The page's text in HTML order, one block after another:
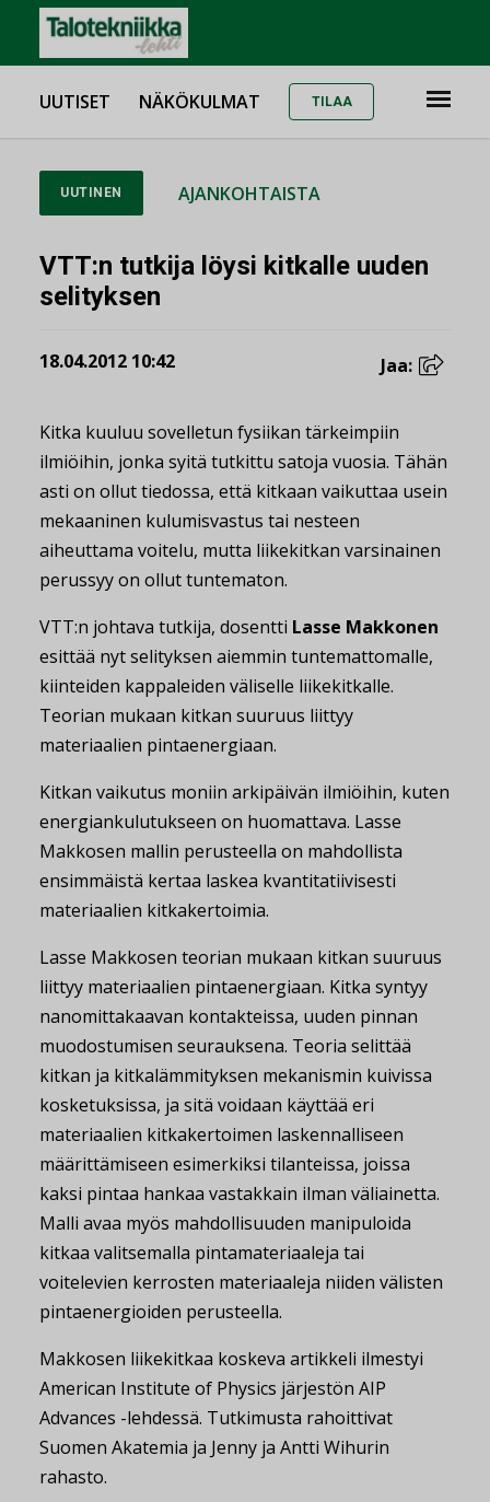
UUTISET NÄKÖKULMAT TILAA
UUTINEN AJANKOHTAISTA
VTT:n tutkija löysi kitkalle uuden
selityksen
18.04.2012 10:42 Jaa:
Kitka kuuluu sovelletun fysiikan tärkeimpiin
ilmiöihin, jonka syitä tutkittu satoja vuosia. Tähän
asti on ollut tiedossa, että kitkaan vaikuttaa usein
mekaaninen kulumisvastus tai nesteen
aiheuttama voitelu, mutta liikekitkan varsinainen
perussyy on ollut tuntematon.
VTT:n johtava tutkija, dosentti Lasse Makkonen
esittää nyt selityksen aiemmin tuntemattomalle,
kiinteiden kappaleiden väliselle liikekitkalle.
Teorian mukaan kitkan suuruus liittyy
materiaalien pintaenergiaan.
Kitkan vaikutus moniin arkipäivän ilmiöihin, kuten
energiankulutukseen on huomattava. Lasse
Makkosen mallin perusteella on mahdollista
ensimmäistä kertaa laskea kvantitatiivisesti
materiaalien kitkakertoimia.
Lasse Makkosen teorian mukaan kitkan suuruus
liittyy materiaalien pintaenergiaan. Kitka syntyy
nanomittakaavan kontakteissa, uuden pinnan
muodostumisen seurauksena. Teoria selittää
kitkan ja kitkalämmityksen mekanismin kuivissa
kosketuksissa, ja sitä voidaan käyttää eri
materiaalien kitkakertoimen laskennalliseen
määrittämiseen esimerkiksi tilanteissa, joissa
kaksi pintaa hankaa vastakkain ilman väliainetta.
Malli avaa myös mahdollisuuden manipuloida
kitkaa valitsemalla pintamateriaaleja tai
voitelevien kerrosten materiaaleja niiden välisten
pintaenergioiden perusteella.
Makkosen liikekitkaa koskeva artikkeli ilmestyi
American Institute of Physics järjestön AIP
Advances -lehdessä. Tutkimusta rahoittivat
Suomen Akatemia ja Jenny ja Antti Wihurin
rahasto.